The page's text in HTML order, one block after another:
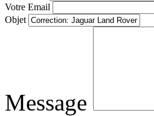
Votre Email
Objet
Message